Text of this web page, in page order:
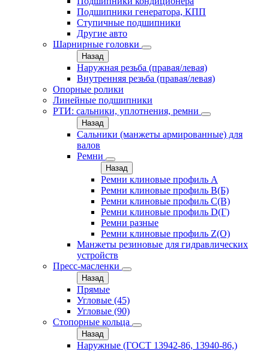
Подшипники генератора, КПП
Ступичные подшипники
Другие авто
Шарнирные головки
Назад
Наружная резьба (правая/левая)
Внутренняя резьба (правая/левая)
Опорные ролики
Линейные подшипники
РТИ: сальники, уплотнения, ремни
Назад
Сальники (манжеты армированные) для
валов
Ремни
Назад
Ремни клиновые профиль A
Ремни клиновые профиль B(Б)
Ремни клиновые профиль C(В)
Ремни клиновые профиль D(Г)
Ремни разные
Ремни клиновые профиль Z(О)
Манжеты резиновые для гидравлических
устройств
Пресс-масленки
Назад
Прямые
Угловые (45)
Угловые (90)
Стопорные кольца
Назад
Наружные (ГОСТ 13942-86, 13940-86,)